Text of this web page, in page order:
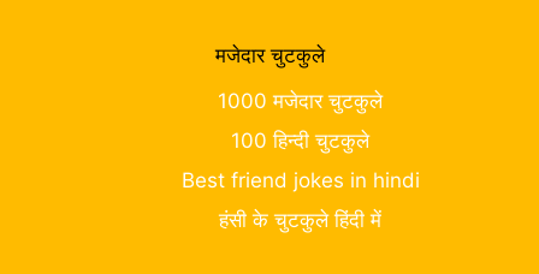
मजेदार चुटकुले
1000 मजेदार चुटकुले
100 हिन्दी चुटकुले
Best friend jokes in hindi
हंसी के चुटकुले हिंदी में